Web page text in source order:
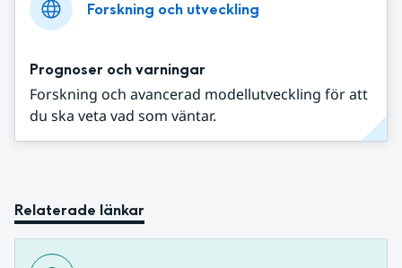
Forskning och utveckling
Prognoser och varningar
Forskning och avancerad modellutveckling för att
du ska veta vad som väntar.
Relaterade länkar